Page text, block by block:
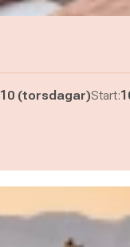
10 (torsdagar)Start: